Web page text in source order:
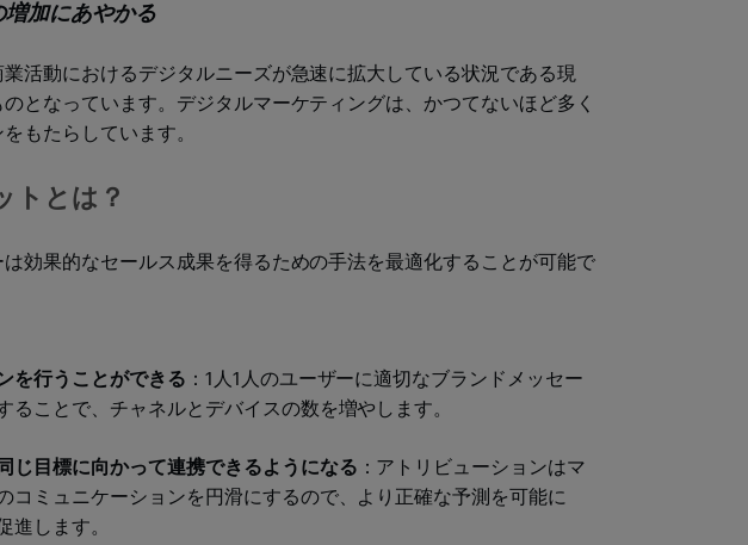
加にあやかる
活動におけるデジタルニーズが急速に拡大している状況である現
となっています。デジタルマーケティングは、かつてないほど多く
もたらしています。
トとは？
効果的なセールス成果を得るための手法を最適化することが可能で
を行うことができる ：1人1人のユーザーに適切なブランドメッセー
ることで、チャネルとデバイスの数を増やします。
じ目標に向かって連携できるようになる ：アトリビューションはマ
コミュニケーションを円滑にするので、より正確な予測を可能に
進します。